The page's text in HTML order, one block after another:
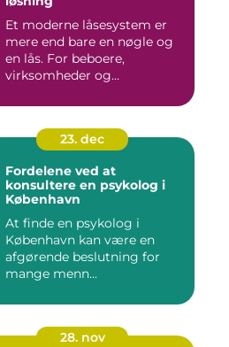
Et moderne låsesystem er
mere end bare en nøgle og
en lås. For beboere,
virksomheder og
23. dec
Fordelene ved at
konsultere en psykolog i
København
At finde en psykolog i
København kan være en
afgørende beslutning for
mange menn...
28. nov